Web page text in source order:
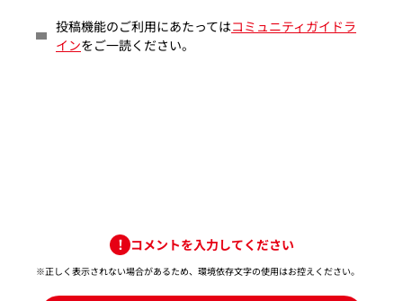
投稿機能のご利用にあたってはコミュニティガイドラ
インをご一読ください。
コメントを入力してください
※正しく表示されない場合があるため、環境依存文字の使用はお控えください。​